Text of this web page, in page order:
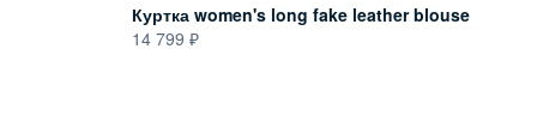
Куртка women's long fake leather blouse
14 799